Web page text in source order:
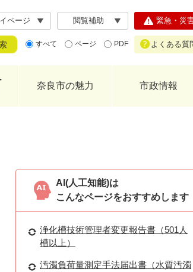
ページ 閲覧補助
すべて ページ PDF
緊急・災
よくある質
奈良市の魅力 市政情報
AI(人工知能)は
こんなページをおすすめします
浄化槽技術管理者変更報告書（501人
槽以上）
汚濁負荷量測定手法届出書（水質汚濁